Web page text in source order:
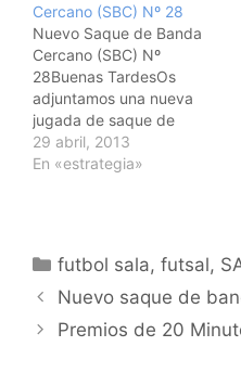
Cercano (SBC) Nº 28
Nuevo Saque de Banda
Cercano (SBC) Nº
28Buenas TardesOs
adjuntamos una nueva
jugada de saque de
banda.En este caso la
nùmero 28 ya.Espero
29 abril, 2013
En «estrategia»
Categorías
futbol sala,futsal,
Navegación
de
Nuevo saque de
Premios de 20